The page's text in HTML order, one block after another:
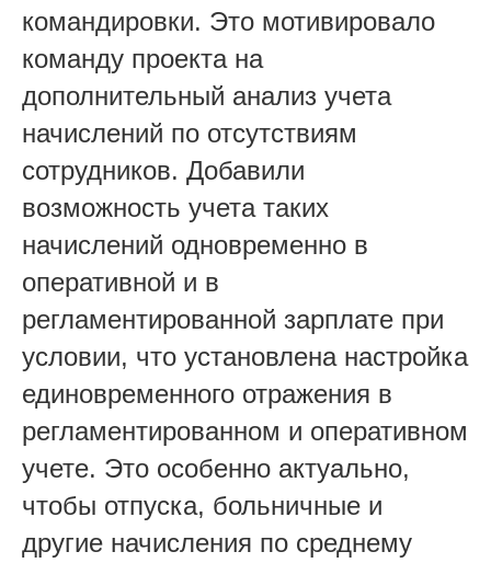
командировки. Это мотивировало
команду проекта на
дополнительный анализ учета
начислений по отсутствиям
сотрудников. Добавили
возможность учета таких
начислений одновременно в
оперативной и в
регламентированной зарплате при
условии, что установлена настройка
единовременного отражения в
регламентированном и оперативном
учете. Это особенно актуально,
чтобы отпуска, больничные и
другие начисления по среднему